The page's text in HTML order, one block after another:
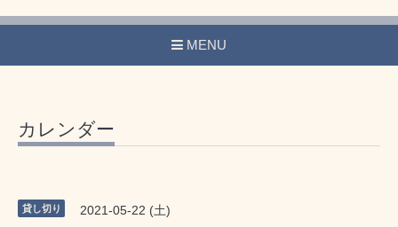
MENU
カレンダー
貸し切り 2021-05-22 (土)